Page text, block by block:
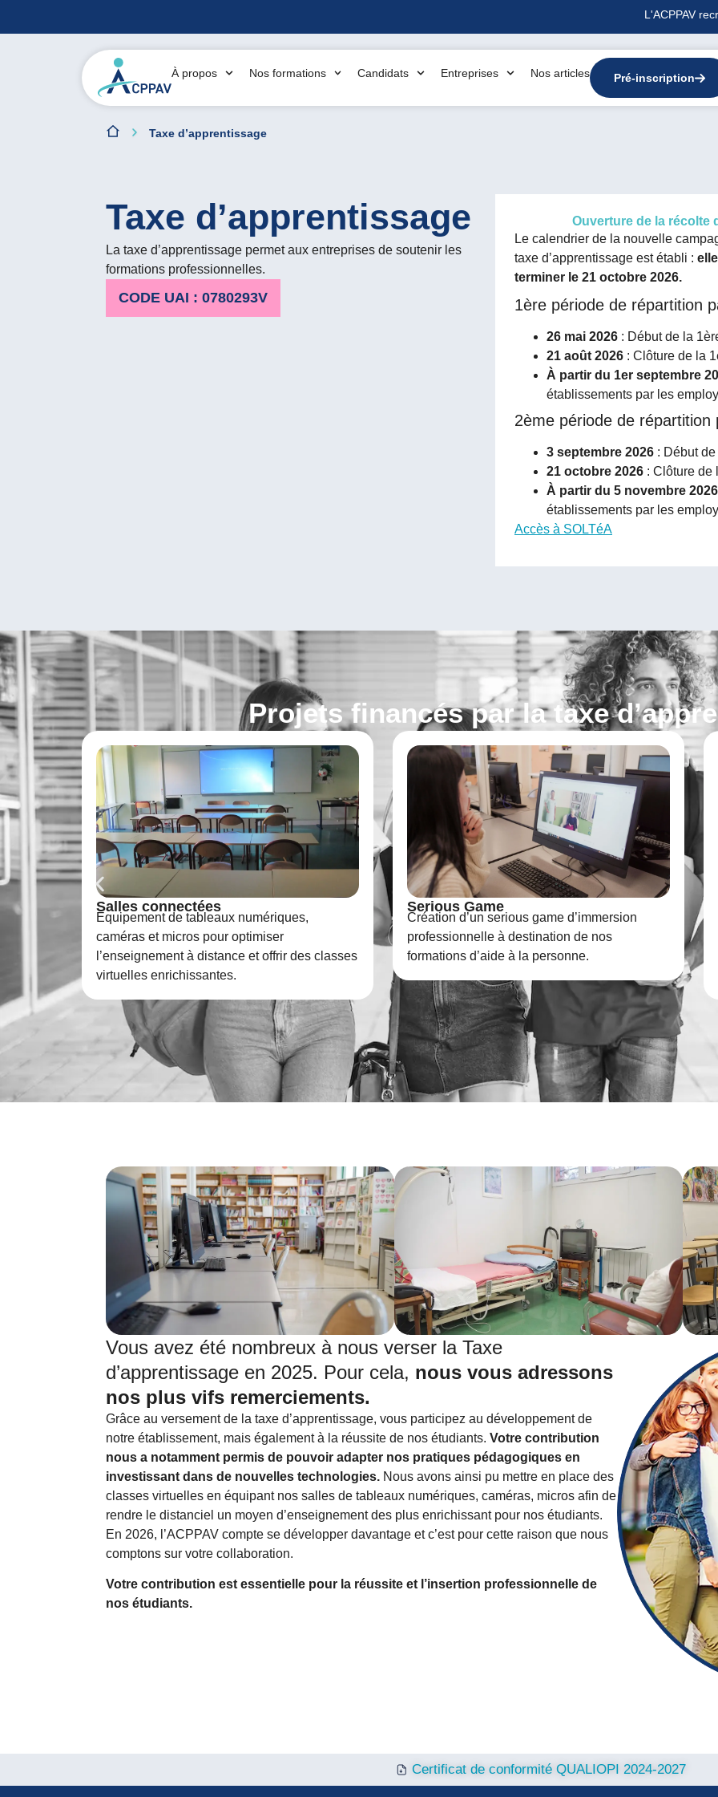
L'ACPPAV
À propos Nos formations Candidats Entreprises Nos articles Pré-inscription
Taxe d’apprentissage
Taxe d’apprentissage
La taxe d’apprentissage permet aux entreprises de soutenir les
formations professionnelles.
CODE UAI : 0780293V
Ouverture de la récolte
Le calendrier de la nouvelle
taxe d’apprentissage est établi :
terminer le 21 octobre 2026.
1ère période de répartition
26 mai 2026 : Début de la
21 août 2026 : Clôture de la
À partir du 1er septembre
établissements par les
2ème période de répartition
3 septembre 2026 : Début
21 octobre 2026 : Clôture de
À partir du 5 novembre 2026
établissements par les
Accès à SOLTéA
Projets financés par la taxe
Serious Game
Création d’un serious game d’immersion
professionnelle à destination de nos
formations d’aide à la personne.
Mannequins pédagogiques
Acquisition de mannequins de simulation
(adultes et nourrissons) permettant un
entraînement sécurisé et l’automatisation des
Vous avez été nombreux à nous verser la Taxe
d’apprentissage en 2025. Pour cela, nous vous adressons
nos plus vifs remerciements.
Grâce au versement de la taxe d’apprentissage, vous participez au développement de
notre établissement, mais également à la réussite de nos étudiants. Votre contribution
nous a notamment permis de pouvoir adapter nos pratiques pédagogiques en
investissant dans de nouvelles technologies. Nous avons ainsi pu mettre en place des
classes virtuelles en équipant nos salles de tableaux numériques, caméras, micros afin de
rendre le distanciel un moyen d’enseignement des plus enrichissant pour nos étudiants.
En 2026, l’ACPPAV compte se développer davantage et c’est pour cette raison que nous
comptons sur votre collaboration.
Votre contribution est essentielle pour la réussite et l’insertion professionnelle de
nos étudiants.
Certificat de conformité QUALIOPI 2024-2027